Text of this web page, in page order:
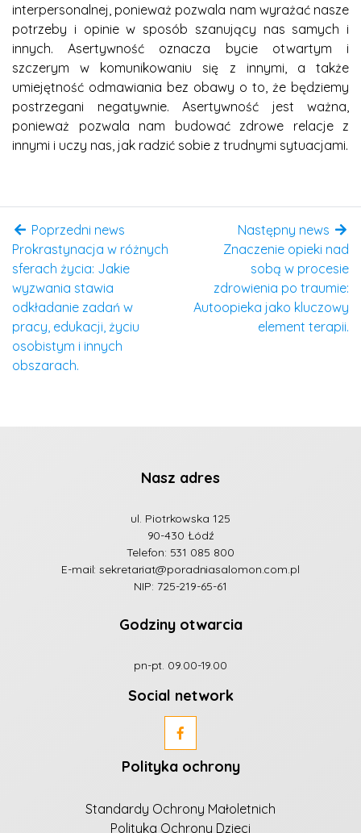
interpersonalnej, ponieważ pozwala nam wyrażać nasze
potrzeby i opinie w sposób szanujący nas samych i
innych. Asertywność oznacza bycie otwartym i
szczerym w komunikowaniu się z innymi, a także
umiejętność odmawiania bez obawy o to, że będziemy
postrzegani negatywnie. Asertywność jest ważna,
ponieważ pozwala nam budować zdrowe relacje z
innymi i uczy nas, jak radzić sobie z trudnymi sytuacjami.
Poprzedni news
Prokrastynacja w różnych
sferach życia: Jakie
wyzwania stawia
odkładanie zadań w
pracy, edukacji, życiu
osobistym i innych
obszarach.
Następny news
Znaczenie opieki nad
sobą w procesie
zdrowienia po traumie:
Autoopieka jako kluczowy
element terapii.
Nasz adres
ul. Piotrkowska 125
90-430 Łódź
Telefon: 531 085 800
E-mail:sekretariat@poradniasalomon.com.pl
NIP: 725-219-65-61
Godziny otwarcia
pn-pt. 09.00-19.00
Social network
Polityka ochrony
Standardy Ochrony Małoletnich
Polityka Ochrony Dzieci